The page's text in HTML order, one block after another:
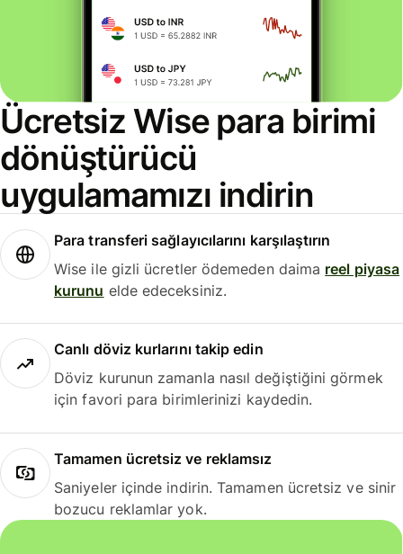
Ücretsiz Wise para birimi
dönüştürücü
uygulamamızı indirin
Para transferi sağlayıcılarını karşılaştırın
Wise ile gizli ücretler ödemeden daima reel piyasa
kurunu elde edeceksiniz.
Canlı döviz kurlarını takip edin
Döviz kurunun zamanla nasıl değiştiğini görmek
için favori para birimlerinizi kaydedin.
Tamamen ücretsiz ve reklamsız
Saniyeler içinde indirin. Tamamen ücretsiz ve sinir
bozucu reklamlar yok.